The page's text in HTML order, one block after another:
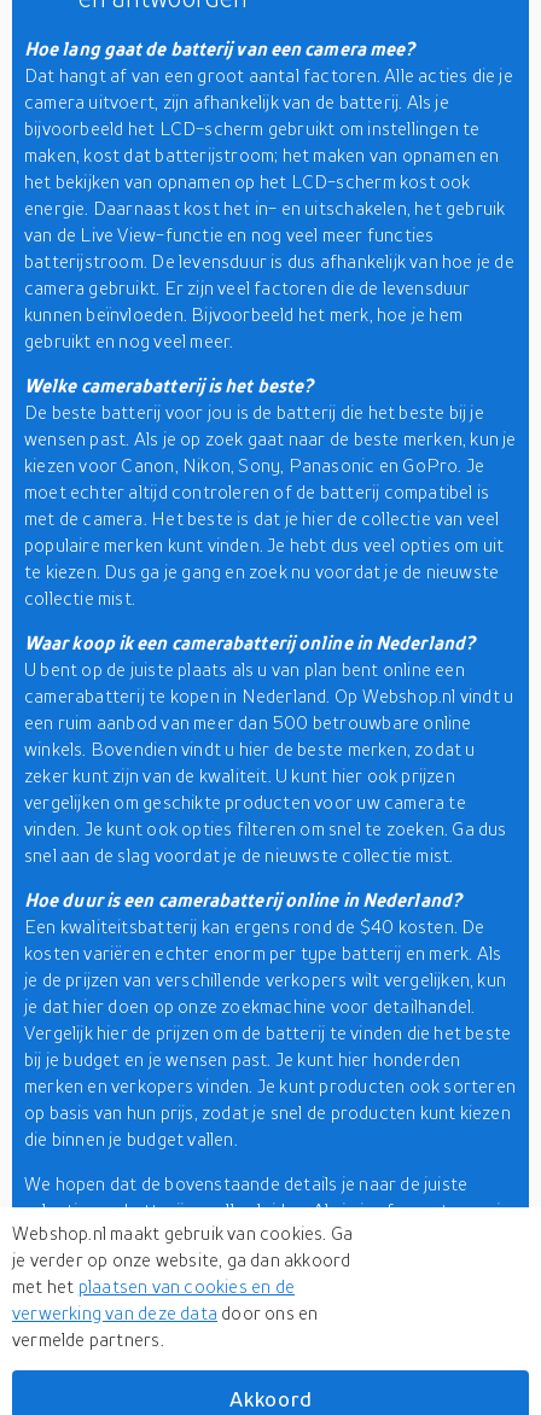
Hoe lang gaat de batterij van een camera mee?
Dat hangt af van een groot aantal factoren. Alle acties die je
camera uitvoert, zijn afhankelijk van de batterij. Als je
bijvoorbeeld het LCD-scherm gebruikt om instellingen te
maken, kost dat batterijstroom; het maken van opnamen en
het bekijken van opnamen op het LCD-scherm kost ook
energie. Daarnaast kost het in- en uitschakelen, het gebruik
van de Live View-functie en nog veel meer functies
batterijstroom. De levensduur is dus afhankelijk van hoe je de
camera gebruikt. Er zijn veel factoren die de levensduur
kunnen beïnvloeden. Bijvoorbeeld het merk, hoe je hem
gebruikt en nog veel meer.
Welke camerabatterij is het beste?
De beste batterij voor jou is de batterij die het beste bij je
wensen past. Als je op zoek gaat naar de beste merken, kun je
kiezen voor Canon, Nikon, Sony, Panasonic en GoPro. Je
moet echter altijd controleren of de batterij compatibel is
met de camera. Het beste is dat je hier de collectie van veel
populaire merken kunt vinden. Je hebt dus veel opties om uit
te kiezen. Dus ga je gang en zoek nu voordat je de nieuwste
collectie mist.
Waar koop ik een camerabatterij online in Nederland?
U bent op de juiste plaats als u van plan bent online een
camerabatterij te kopen in Nederland. Op Webshop.nl vindt u
een ruim aanbod van meer dan 500 betrouwbare online
winkels. Bovendien vindt u hier de beste merken, zodat u
zeker kunt zijn van de kwaliteit. U kunt hier ook prijzen
vergelijken om geschikte producten voor uw camera te
vinden. Je kunt ook opties filteren om snel te zoeken. Ga dus
snel aan de slag voordat je de nieuwste collectie mist.
Hoe duur is een camerabatterij online in Nederland?
Een kwaliteitsbatterij kan ergens rond de $40 kosten. De
kosten variëren echter enorm per type batterij en merk. Als
je de prijzen van verschillende verkopers wilt vergelijken, kun
je dat hier doen op onze zoekmachine voor detailhandel.
Vergelijk hier de prijzen om de batterij te vinden die het beste
bij je budget en je wensen past. Je kunt hier honderden
merken en verkopers vinden. Je kunt producten ook sorteren
op basis van hun prijs, zodat je snel de producten kunt kiezen
die binnen je budget vallen.
We hopen dat de bovenstaande details je naar de juiste
selectie van batterijen zullen leiden. Als je je afvraagt waar je
de reis moet beginnen, dan is er goed nieuws. U hoeft
nergens heen. Hier op Webshop.nl vindt u een breed scala
aan opties. Hier vindt u de beste merken. Als u overweldigd
wordt door de vele opties, kunt u ze beperken met behulp van
filters. U kunt uw zoekopdracht ook versnellen door te
sorteren. Dus, ga je gang en heb een gelukkige browse-
Webshop.nl maakt gebruik van cookies. Ga
je verder op onze website, ga dan akkoord
met het plaatsen van cookies en de
verwerking van deze data door ons en
vermelde partners.
Akkoord